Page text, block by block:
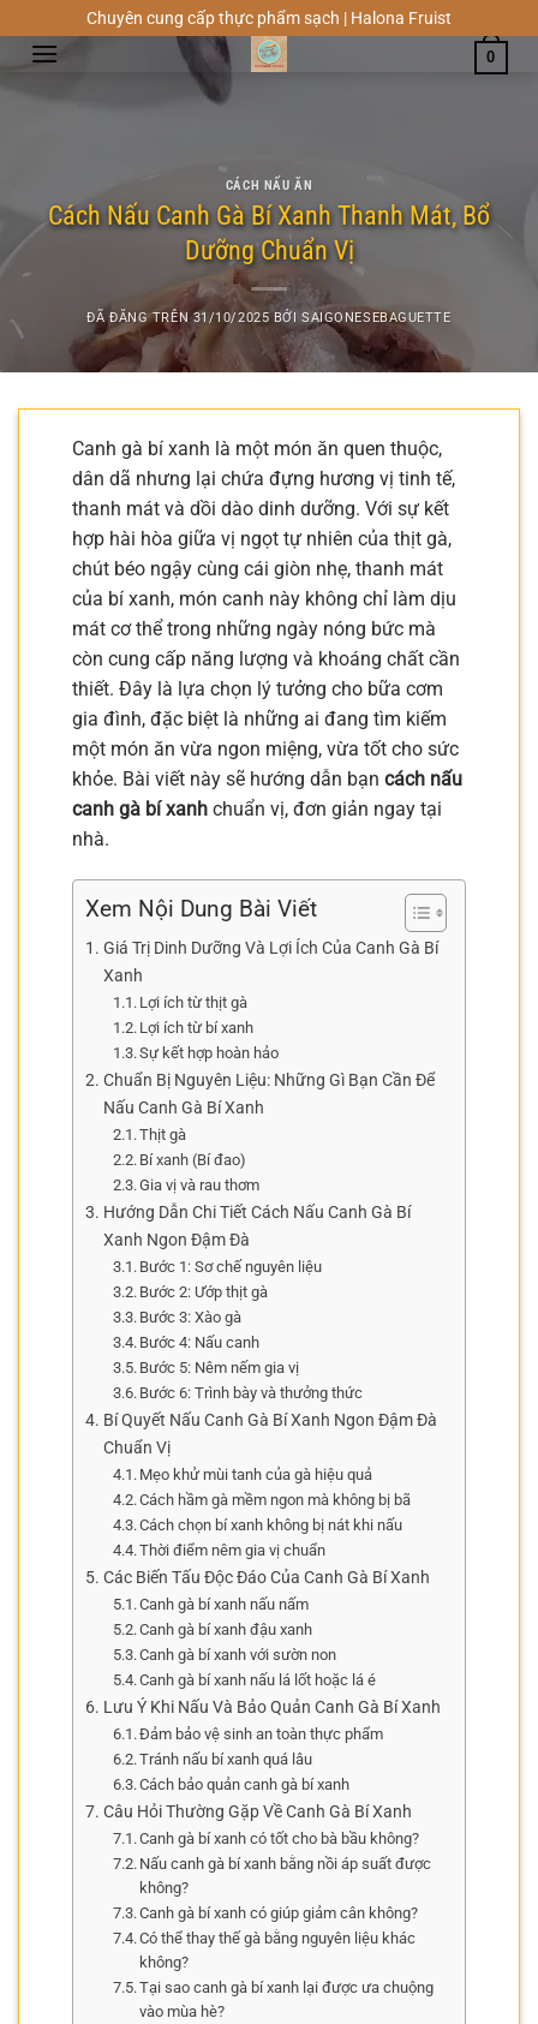
đến
Chuyên cung cấp thực phẩm sạch | Halona Fruist
0
CÁCH NẤU ĂN
Cách Nấu Canh Gà Bí Xanh Thanh Mát, Bổ
Dưỡng Chuẩn Vị
ĐÃ ĐĂNG TRÊN31/10/2025 BỞISAIGONESEBAGUETTE
Canh gà bí xanh là một món ăn quen thuộc,
dân dã nhưng lại chứa đựng hương vị tinh tế,
thanh mát và dồi dào dinh dưỡng. Với sự kết
hợp hài hòa giữa vị ngọt tự nhiên của thịt gà,
chút béo ngậy cùng cái giòn nhẹ, thanh mát
của bí xanh, món canh này không chỉ làm dịu
mát cơ thể trong những ngày nóng bức mà
còn cung cấp năng lượng và khoáng chất cần
thiết. Đây là lựa chọn lý tưởng cho bữa cơm
gia đình, đặc biệt là những ai đang tìm kiếm
một món ăn vừa ngon miệng, vừa tốt cho sức
khỏe. Bài viết này sẽ hướng dẫn bạn cách nấu
canh gà bí xanh chuẩn vị, đơn giản ngay tại
nhà.
Xem Nội Dung Bài Viết
Giá Trị Dinh Dưỡng Và Lợi Ích Của Canh Gà Bí
Xanh
Lợi ích từ thịt gà
Lợi ích từ bí xanh
Sự kết hợp hoàn hảo
Chuẩn Bị Nguyên Liệu: Những Gì Bạn Cần Để
Nấu Canh Gà Bí Xanh
Thịt gà
Bí xanh (Bí đao)
Gia vị và rau thơm
Hướng Dẫn Chi Tiết Cách Nấu Canh Gà Bí
Xanh Ngon Đậm Đà
Bước 1: Sơ chế nguyên liệu
Bước 2: Ướp thịt gà
Bước 3: Xào gà
Bước 4: Nấu canh
Bước 5: Nêm nếm gia vị
Bước 6: Trình bày và thưởng thức
Bí Quyết Nấu Canh Gà Bí Xanh Ngon Đậm Đà
Chuẩn Vị
Mẹo khử mùi tanh của gà hiệu quả
Cách hầm gà mềm ngon mà không bị bã
Cách chọn bí xanh không bị nát khi nấu
Thời điểm nêm gia vị chuẩn
Các Biến Tấu Độc Đáo Của Canh Gà Bí Xanh
Canh gà bí xanh nấu nấm
Canh gà bí xanh đậu xanh
Canh gà bí xanh với sườn non
Canh gà bí xanh nấu lá lốt hoặc lá é
Lưu Ý Khi Nấu Và Bảo Quản Canh Gà Bí Xanh
Đảm bảo vệ sinh an toàn thực phẩm
Tránh nấu bí xanh quá lâu
Cách bảo quản canh gà bí xanh
Câu Hỏi Thường Gặp Về Canh Gà Bí Xanh
Canh gà bí xanh có tốt cho bà bầu không?
Nấu canh gà bí xanh bằng nồi áp suất được
không?
Canh gà bí xanh có giúp giảm cân không?
Có thể thay thế gà bằng nguyên liệu khác
không?
Tại sao canh gà bí xanh lại được ưa chuộng
vào mùa hè?